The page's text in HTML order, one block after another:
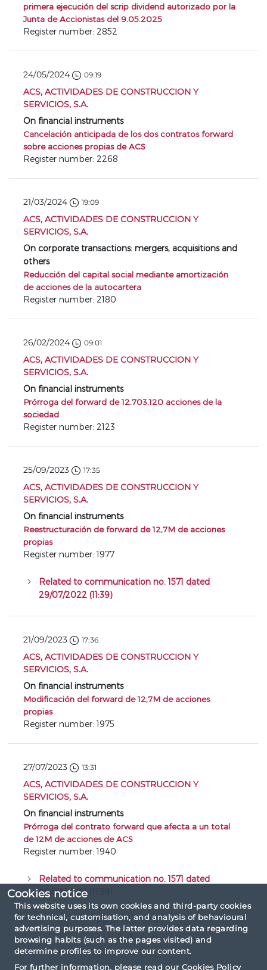
Cookies notice
This website uses its own cookies and third-party cookies
for technical, customisation, and analysis of behavioural
advertising purposes. The latter provides data regarding
browsing habits (such as the pages visited) and
determine profiles to improve our content.
For further information, please read our Cookies Policy
primera ejecución del scrip dividend autorizado por la
Junta de Accionistas del 9.05.2025
Register number: 2852
24/05/2024 09:19
ACS, ACTIVIDADES DE CONSTRUCCION Y
SERVICIOS, S.A.
On financial instruments
Cancelación anticipada de los dos contratos forward
sobre acciones propias de ACS
Register number: 2268
21/03/2024 19:09
ACS, ACTIVIDADES DE CONSTRUCCION Y
SERVICIOS, S.A.
On corporate transactions: mergers, acquisitions and
others
Reducción del capital social mediante amortización
de acciones de la autocartera
Register number: 2180
26/02/2024 09:01
ACS, ACTIVIDADES DE CONSTRUCCION Y
SERVICIOS, S.A.
On financial instruments
Prórroga del forward de 12.703.120 acciones de la
sociedad
Register number: 2123
25/09/2023 17:35
ACS, ACTIVIDADES DE CONSTRUCCION Y
SERVICIOS, S.A.
On financial instruments
Reestructuración de forward de 12,7M de acciones
propias
Register number: 1977
Related to communication no. 1571 dated
29/07/2022 (11:39)
21/09/2023 17:36
ACS, ACTIVIDADES DE CONSTRUCCION Y
SERVICIOS, S.A.
On financial instruments
Modificación del forward de 12,7M de acciones
propias
Register number: 1975
27/07/2023 13:31
ACS, ACTIVIDADES DE CONSTRUCCION Y
SERVICIOS, S.A.
On financial instruments
Prórroga del contrato forward que afecta a un total
de 12M de acciones de ACS
Register number: 1940
Related to communication no. 1571 dated
29/07/2022 (11:39)
Page 1 out of 4
« 1 2 3 4 »